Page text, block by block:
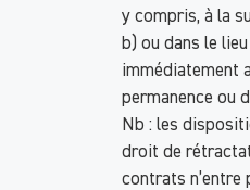
y compris, à la
b) ou dans le
immédiatement
permanence ou
Nb : les
droit de
contrats n’entre